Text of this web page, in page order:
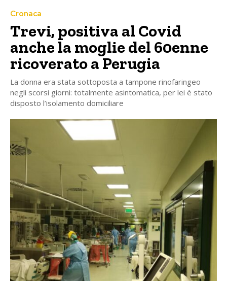
Cronaca
Trevi, positiva al Covid
anche la moglie del 60enne
ricoverato a Perugia
La donna era stata sottoposta a tampone rinofaringeo
negli scorsi giorni: totalmente asintomatica, per lei è stato
disposto l’isolamento domiciliare